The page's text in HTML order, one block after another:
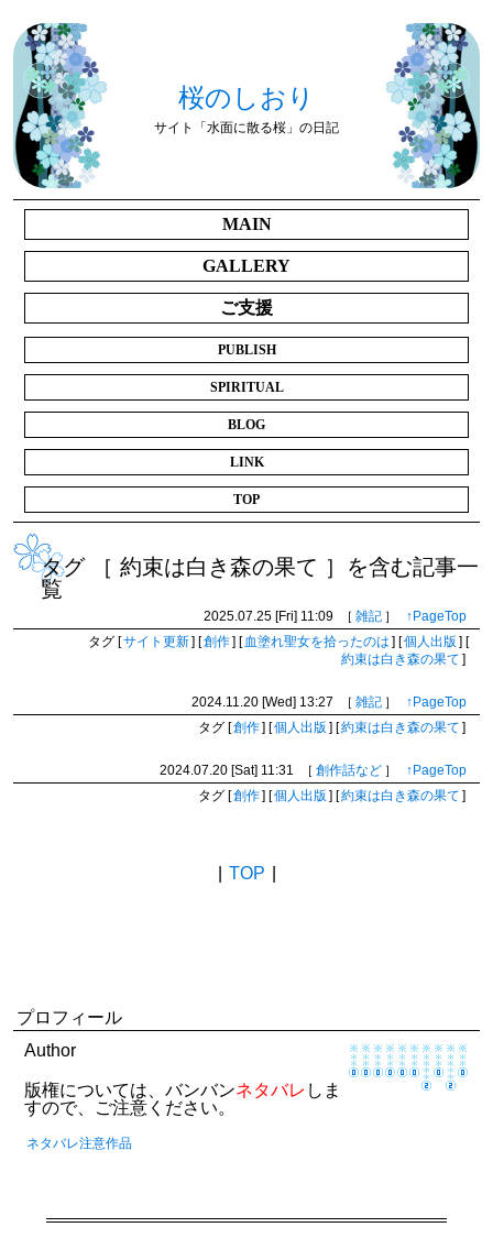
桜のしおり
サイト「水面に散る桜」の日記
MAIN
GALLERY
ご支援
PUBLISH
SPIRITUAL
BLOG
LINK
TOP
タグ ［ 約束は白き森の果て ］を含む記事一
覧
2025.07.25 [Fri] 11:09 ［ 雑記 ］
↑PageTop
タグ [サイト更新] [創作] [ 血塗れ聖女を拾ったのは ] [個人出版 ] [
約束は白き森の果て ]
2024.11.20 [Wed] 13:27 ［ 雑記 ］
↑PageTop
タグ [創作] [個人出版 ] [約束は白き森の果て ]
2024.07.20 [Sat] 11:31 ［ 創作話など ］
↑PageTop
タグ [創作] [個人出版 ] [約束は白き森の果て ]
TOP
プロフィール
Author
版権については、バンバンネタバレ しま
すので、ご注意ください。
ネタバレ注意作品